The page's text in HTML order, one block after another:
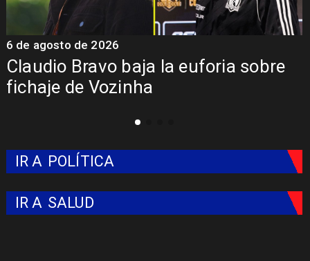
sobre
Presentación de Vozinha en
Colo: Fecha, Estadio y
5 de agosto de 2026
IR A POLÍTICA
IR A SALUD